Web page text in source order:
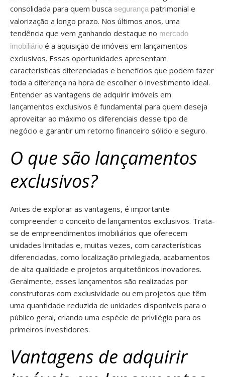
consolidada para quem busca segurançapatrimonial e
valorização a longo prazo. Nos últimos anos, uma
tendência que vem ganhando destaque no mercado
imobiliário é a aquisição de imóveis em lançamentos
exclusivos. Essas oportunidades apresentam
características diferenciadas e benefícios que podem fazer
toda a diferença na hora de escolher o investimento ideal.
Entender as vantagens de adquirir imóveis em
lançamentos exclusivos é fundamental para quem deseja
aproveitar ao máximo os diferenciais desse tipo de
negócio e garantir um retorno financeiro sólido e seguro.
O que são lançamentos
exclusivos?
Antes de explorar as vantagens, é importante
compreender o conceito de lançamentos exclusivos. Trata-
se de empreendimentos imobiliários que oferecem
unidades limitadas e, muitas vezes, com características
diferenciadas, como localização privilegiada, acabamentos
de alta qualidade e projetos arquitetônicos inovadores.
Geralmente, esses lançamentos são realizadas por
construtoras com exclusividade ou em projetos que têm
uma quantidade reduzida de unidades disponíveis para o
público geral, criando uma espécie de privilégio para os
primeiros investidores.
Vantagens de adquirir